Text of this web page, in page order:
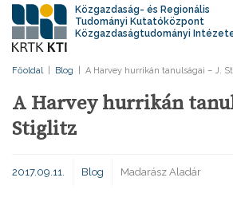
Közgazdaság- és Regionális
Tudományi Kutatóközpont
Közgazdaságtudományi
Főoldal Blog A Harvey hurrikán tanulságai – J.
A Harvey hurrikán
Stiglitz
2017.09.11. Blog Madarász Aladár